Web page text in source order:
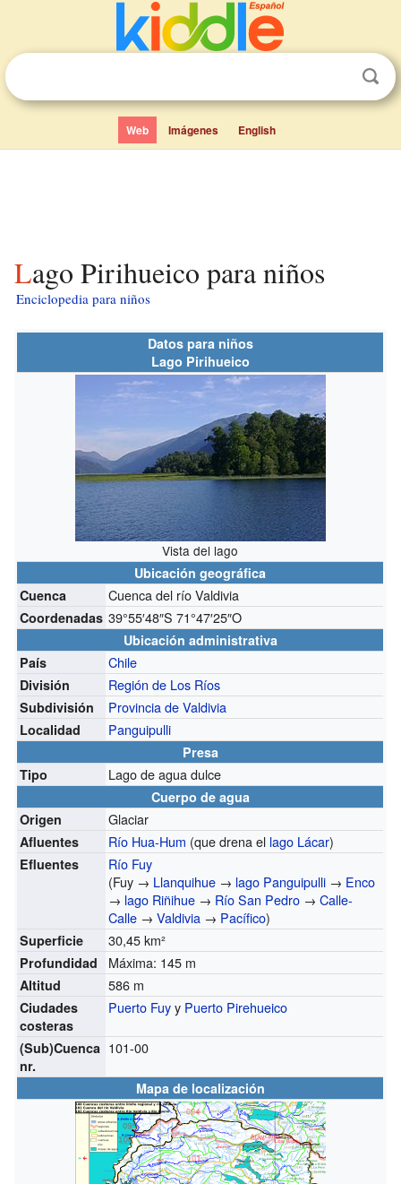
Web Imágenes English
Lago Pirihueico para niños
Enciclopedia para niños
Datos para niños
Lago Pirihueico
Vista del lago
Ubicación geográfica
Cuenca
Cuenca del río Valdivia
Coordenadas 39°55′48″S 71°47′25″O
Ubicación administrativa
País
Chile
División Región de Los Ríos
Subdivisión Provincia de Valdivia
Localidad Panguipulli
Presa
Tipo
Lago de agua dulce
Cuerpo de agua
Origen
Glaciar
Afluentes Río Hua-Hum (que drena el lago Lácar)
Efluentes
Río Fuy
(Fuy → Llanquihue → lago Panguipulli → Enco
→ lago Riñihue → Río San Pedro →Calle-
Calle →Valdivia → Pacífico)
Superficie 30,45 km²
Profundidad Máxima: 145 m
Altitud 586 m
Ciudades
costeras
Puerto Fuyy Puerto Pirehueico
(Sub)Cuenca
nr.
101-00
Mapa de localización